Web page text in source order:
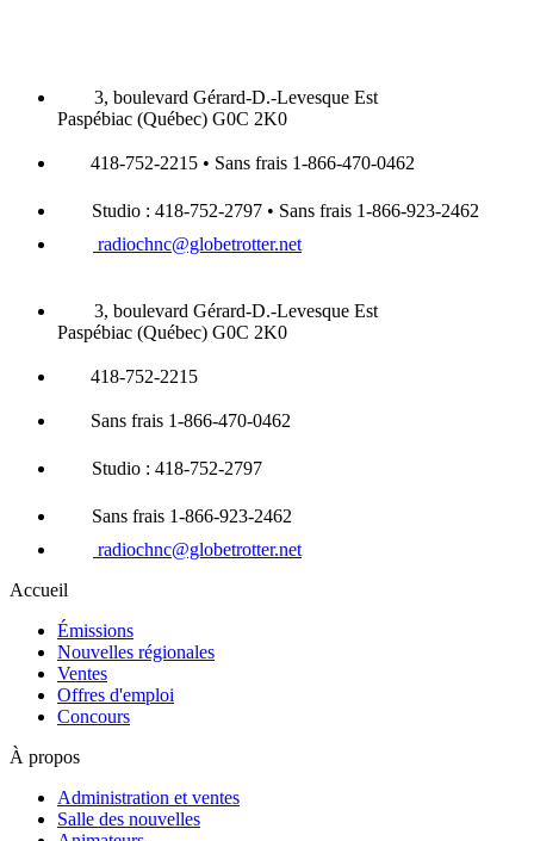
3, boulevard Gérard-D.-Levesque Est
Paspébiac (Québec) G0C 2K0
418-752-2215 • Sans frais 1-866-470-0462
Studio : 418-752-2797 • Sans frais 1-866-923-2462
radiochnc@globetrotter.net
3, boulevard Gérard-D.-Levesque Est
Paspébiac (Québec) G0C 2K0
418-752-2215
Sans frais 1-866-470-0462
Studio : 418-752-2797
Sans frais 1-866-923-2462
radiochnc@globetrotter.net
Accueil
Émissions
Nouvelles régionales
Ventes
Offres d'emploi
Concours
À propos
Administration et ventes
Salle des nouvelles